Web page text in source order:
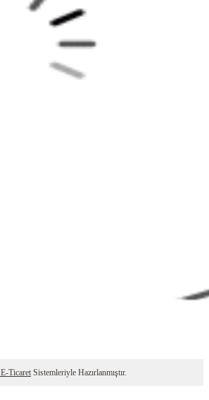
E-Ticaret Sistemleriyle Hazırlanmıştır.